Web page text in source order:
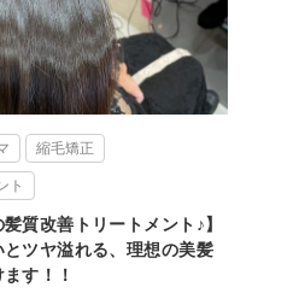
縮毛矯正
ト
髪質改善トリートメント♪】
ツヤ溢れる、理想の美髪
す！！